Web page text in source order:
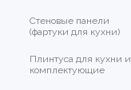
Стеновые панели
(фартуки для кухни)
Плинтуса для кухни и
комплектующие